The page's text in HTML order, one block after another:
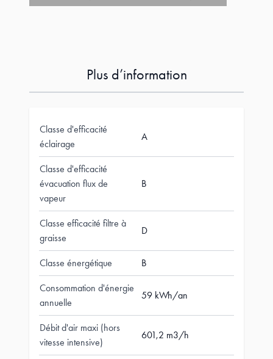
Plus d’information
Classe d'efficacité
éclairage
A
Classe d'efficacité
évacuation flux de
vapeur
B
Classe efficacité filtre à
graisse
D
Classe énergétique B
Consommation d'énergie
annuelle
59 kWh/an
Débit d'air maxi (hors
vitesse intensive)
601,2 m3/h